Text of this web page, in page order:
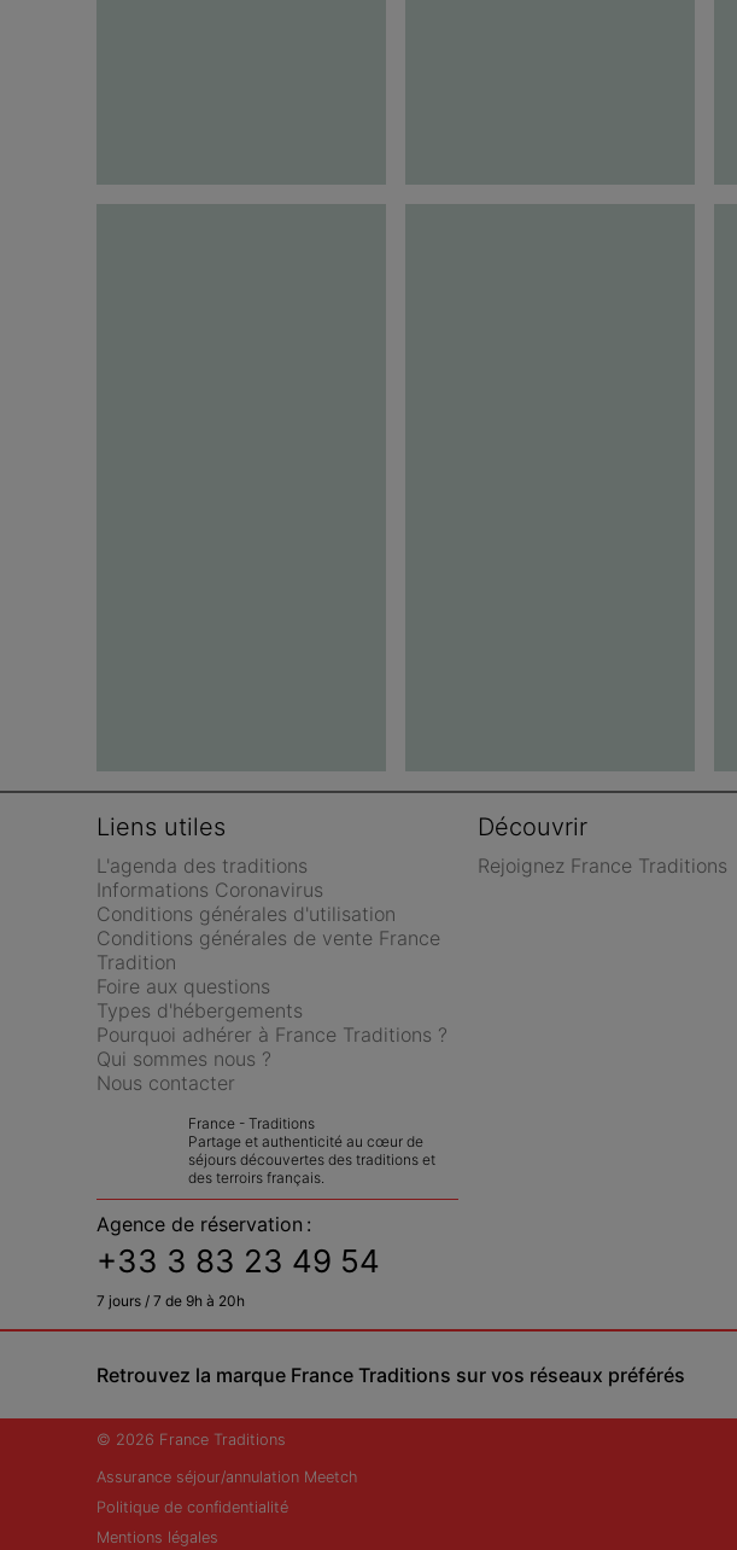
Liens utiles
L'agenda des traditions
Informations Coronavirus
Conditions générales d'utilisation
Conditions générales de vente France
Tradition
Foire aux questions
Types d'hébergements
Pourquoi adhérer à France Traditions ?
Qui sommes nous ?
Nous contacter
Découvrir
Rejoignez France Traditions
France - Traditions
Partage et authenticité au cœur de
séjours découvertes des traditions et
des terroirs français.
Agence de réservation :
+33 3 83 23 49 54
7 jours / 7 de 9h à 20h
Retrouvez la marque France Traditions sur vos réseaux préférés
© 2026 France Traditions
Assurance séjour/annulation Meetch
Politique de confidentialité
Mentions légales